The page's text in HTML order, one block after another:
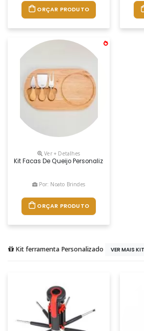
ORÇAR PRODUTO
Ver + Detalhes
Kit Facas De Queijo Personalizado, Medidas
Por: Noato Brindes
ORÇAR PRODUTO
Kit ferramenta Personalizado VER MAIS